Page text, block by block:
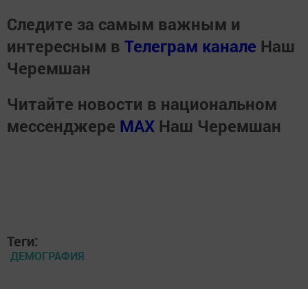
Следите за самым важным и
интересным в Телеграм канале Наш
Черемшан
Читайте новости в национальном
мессенджере MАХ Наш Черемшан
Теги:
ДЕМОГРАФИЯ